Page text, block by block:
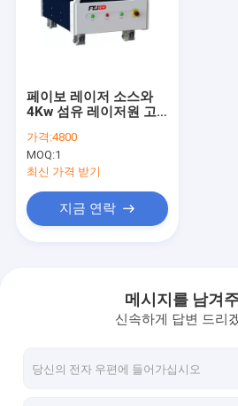
연락처
페이보 레이저 소스와
4Kw 섬유 레이저원 고
줄입니다
가격:4800
MOQ:1
최신 가격 받기
지금 연락
메시지를 남겨
신속하게 답변 드리